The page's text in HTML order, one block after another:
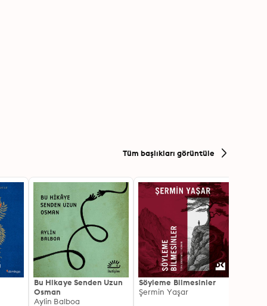
Tüm başlıkları görüntüle
Bu Hikaye Senden Uzun
Osman
Aylin Balboa
Söyleme Bilmesinler
Şermin Yaşar